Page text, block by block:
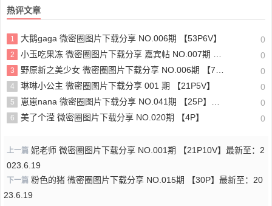
热评文章
1 大鹅gaga 微密圈图片下载分享 NO.006期 【53P6V】 0
2 小玉吃果冻 微密圈图片下载分享 嘉宾帖 NO.007期 【18P】 0
3 野原新之美少女 微密圈图片下载分享 NO.006期 【75P10V】 0
4 琳琳小公主 微密圈图片下载分享 001 期 【21P5V】 0
5 崽崽nana 微密圈图片下载分享 NO.041期 【25P】最新至：2024.3.8 0
6 美了个滢 微密圈图片下载分享 NO.020期 【4P】 0
上一篇 妮老师 微密圈图片下载分享 NO.001期 【21P10V】最新至：2
023.6.19
下一篇 粉色的猪 微密圈图片下载分享 NO.015期 【30P】最新至：20
23.6.19